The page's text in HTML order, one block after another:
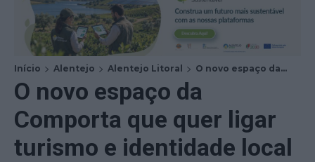
Início Alentejo Alentejo Litoral O novo espaço da...
O novo espaço da
Comporta que quer ligar
turismo e identidade local